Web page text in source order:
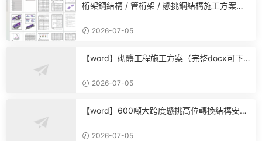
桁架鋼結構 / 管桁架 / 懸挑鋼結構施工方案
2026-07-05
【word】砌體工程施工方案（完整docx可下
度計劃全套模闆
2026-07-05
【word】600噸大跨度懸挑高位轉換結構安裝
cx 2026-07-05